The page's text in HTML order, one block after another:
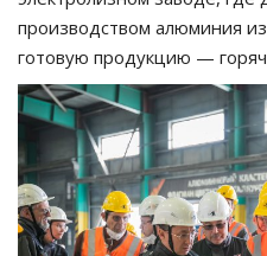
производством алюминия
готовую продукцию —